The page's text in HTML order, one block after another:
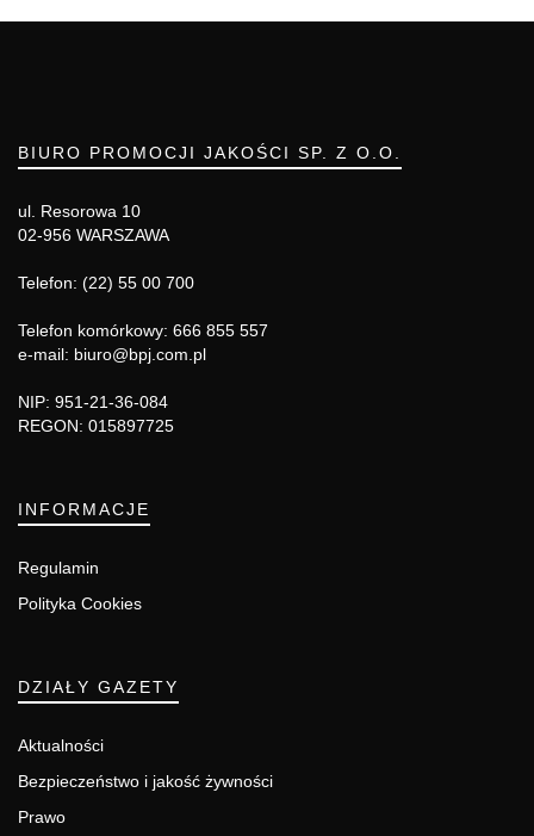
BIURO PROMOCJI JAKOŚCI SP. Z O.O.
ul. Resorowa 10
02-956 WARSZAWA
Telefon: (22) 55 00 700
Telefon komórkowy: 666 855 557
e-mail: biuro@bpj.com.pl
NIP: 951-21-36-084
REGON: 015897725
INFORMACJE
Regulamin
Polityka Cookies
DZIAŁY GAZETY
Aktualności
Bezpieczeństwo i jakość żywności
Prawo